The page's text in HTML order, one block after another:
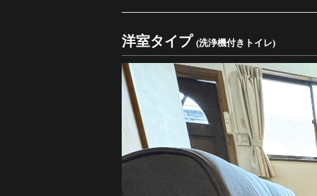
洋室タイプ (洗浄機付きトイレ)